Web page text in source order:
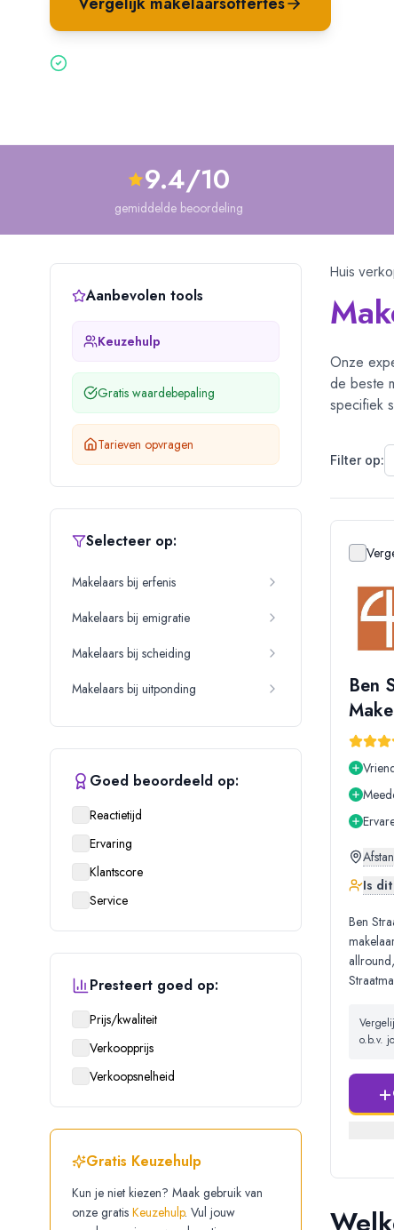
9.4/10
gemiddelde beoordeling
Aanbevolen tools
Keuzehulp
Gratis waardebepaling
Tarieven opvragen
Selecteer op:
Makelaars bij erfenis
Makelaars bij emigratie
Makelaars bij scheiding
Makelaars bij uitponding
Goed beoordeeld op:
Reactietijd
Ervaring
Klantscore
Service
Presteert goed op:
Prijs/kwaliteit
Verkoopprijs
Verkoopsnelheid
Gratis Keuzehulp
Kun je niet kiezen? Maak gebruik van
onze gratis Keuzehulp. Vul jouw
Huis
Onze
de beste
specifiek
Filter op:
Ben
Is
Ben
o.b.v.
+